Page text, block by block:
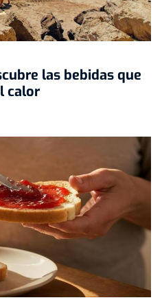
las bebidas que
calor